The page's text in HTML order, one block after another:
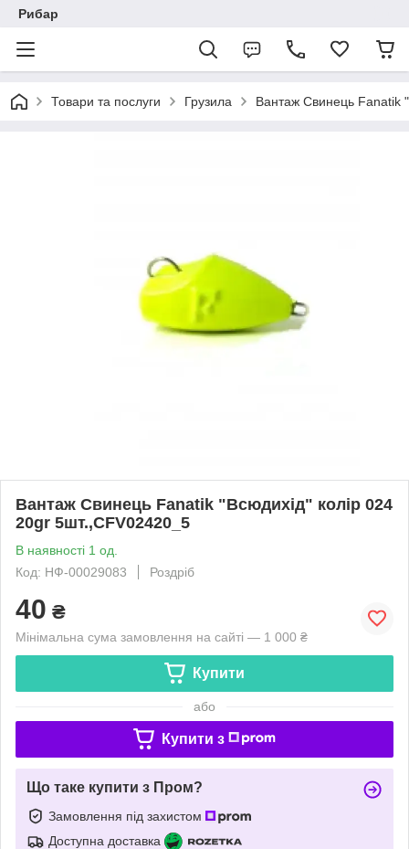
Рибар
Товари та послуги Грузила Вантаж Свинець Fanatik
Вантаж Свинець Fanatik "Всюдихід" колір 024
20gr 5шт.,CFV02420_5
В наявності 1 од.
Код: НФ-00029083
Роздріб
40 ₴
Мінімальна сума замовлення на сайті — 1 000 ₴
Купити
або
Купити з
Що таке купити з Пром?
Замовлення під захистом
Доступна доставка